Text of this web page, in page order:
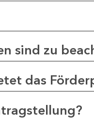
sind zu
das